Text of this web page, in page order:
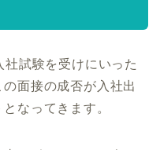
試験を受けにいった
面接の成否が入社出
なってきます。